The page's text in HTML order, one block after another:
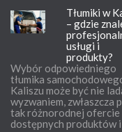
Tłumiki w
– gdzie
usługi i
produkty?
Wybór odpowiedniego
tłumika
Kaliszu może być nie
wyzwaniem, zwłaszcza
tak różnorodnej ofercie
dostępnych produktów i